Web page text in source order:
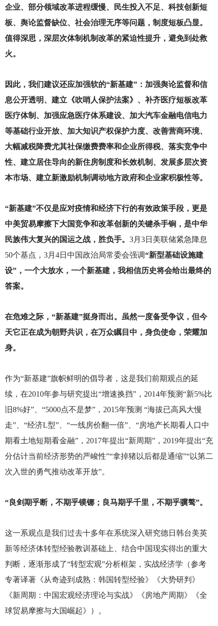
企业、部分领域改革进程缓慢、民生投入不足、科技创新短
板、舆论监督缺位、社会治理无序等问题，制度短板凸显。
值得深思，深层次体制机制改革的紧迫性提升，避免到处救
火。
因此，我们建议还应加强软的“新基建”：加强舆论监督和信
息公开透明、建立《吹哨人保护法案》、补齐医疗短板改革
医疗体制、加强应急医疗体系建设、加大汽车金融电信电力
等基础行业开放、加大知识产权保护力度、改善营商环境、
大幅减税降费尤其社保缴费费率和企业所得税、落实竞争中
性、建立居住导向的新住房制度和长效机制、发展多层次资
本市场、建立新激励机制调动地方政府和企业家积极性等。
“新基建”不仅是应对疫情和经济下行的有效政策手段，更是
中美贸易摩擦下大国竞争和改革创新的关键杀手锏，是中华
民族伟大复兴的国运之战，胜负手。 3月3日美联储紧急降息
50个基点，3月4日中国政治局常委会强调“新型基础设施建
设”，一个大放水，一个新基建，我相信历史将会给出最终的
答案。
在危难之际，“新基建”挺身而出。虽然一度备受争议，但今
天它正在成为朝野共识，在万众瞩目中，身负使命，荣耀加
身。
作为“新基建”旗帜鲜明的倡导者，这是我们前期观点的延
续，在2010年参与研究提出“增速换挡”，2014年预测“新5%比
旧8%好”、“5000点不是梦”，2015年预测 “海拔已高风大慢
走”、“经济L型”、“一线房价翻一倍”、“房地产长期看人口中
期看土地短期看金融”，2017年提出“新周期”，2019年提出“充
分估计当前经济形势的严峻性”“拿掉猪以后都是通缩”“以第二
次入世的勇气推动改革开放”。
“良剑期乎断，不期乎镆铘；良马期乎千里，不期乎骥骜”。
这一系观点是我们过去十多年在系统深入研究德日韩台美英
新等经济体转型经验教训基础上、结合中国现实得出的重大
判断，逐渐形成了“转型宏观”分析框架，实战经济学（参考
专著译著《从奇迹到成熟：韩国转型经验》《大势研判》
《新周期：中国宏观经济理论与实战》《房地产周期》《全
球贸易摩擦与大国崛起》）。